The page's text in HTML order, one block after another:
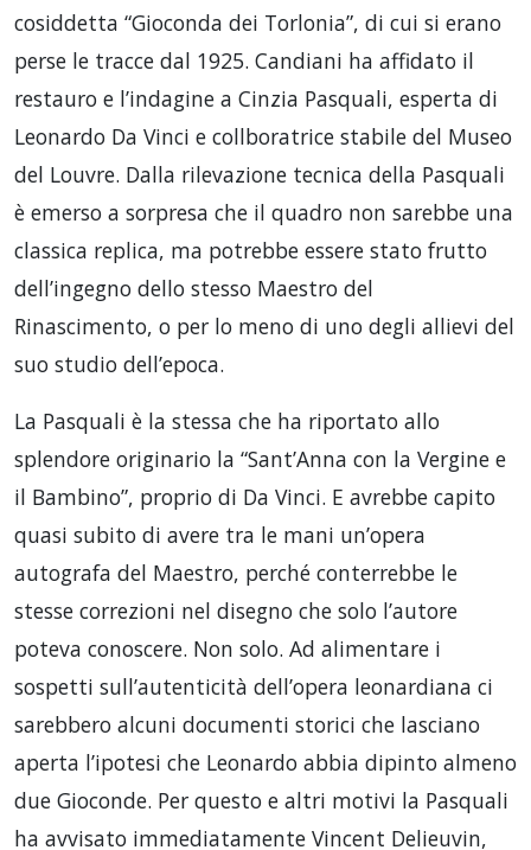
cosiddetta “Gioconda dei Torlonia”, di cui si erano
perse le tracce dal 1925. Candiani ha affidato il
restauro e l’indagine a Cinzia Pasquali, esperta di
Leonardo Da Vinci e collboratrice stabile del Museo
del Louvre. Dalla rilevazione tecnica della Pasquali
è emerso a sorpresa che il quadro non sarebbe una
classica replica, ma potrebbe essere stato frutto
dell’ingegno dello stesso Maestro del
Rinascimento, o per lo meno di uno degli allievi del
suo studio dell’epoca.
La Pasquali è la stessa che ha riportato allo
splendore originario la “Sant’Anna con la Vergine e
il Bambino”, proprio di Da Vinci. E avrebbe capito
quasi subito di avere tra le mani un’opera
autografa del Maestro, perché conterrebbe le
stesse correzioni nel disegno che solo l’autore
poteva conoscere. Non solo. Ad alimentare i
sospetti sull’autenticità dell’opera leonardiana ci
sarebbero alcuni documenti storici che lasciano
aperta l’ipotesi che Leonardo abbia dipinto almeno
due Gioconde. Per questo e altri motivi la Pasquali
ha avvisato immediatamente Vincent Delieuvin,